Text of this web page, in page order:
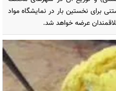
برای نخستین بار در نمایشگاه مواد
عرضه خواهد شد.